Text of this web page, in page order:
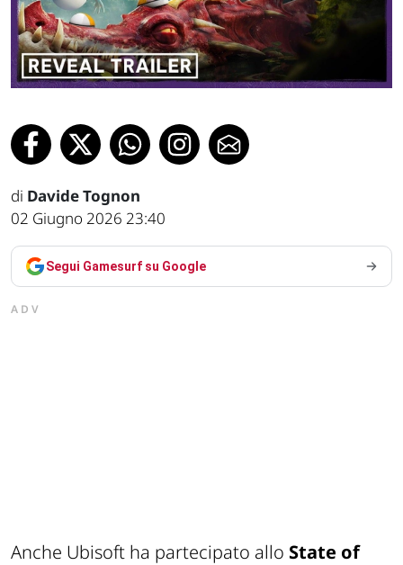
di Davide Tognon
02 Giugno 2026 23:40
Segui Gamesurf su Google
ADV
Anche Ubisoft ha partecipato allo State of